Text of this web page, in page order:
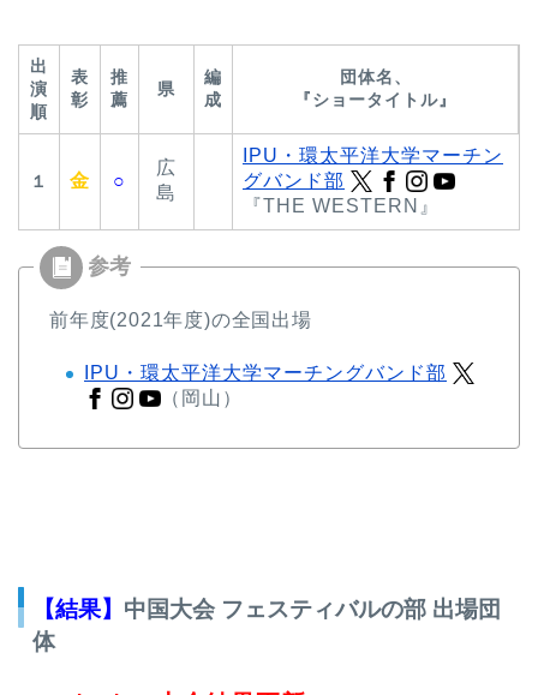
出
演
順
表
彰
推
薦
県
編
成
団体名、
『ショータイトル』
１ 金 ○
広
島
IPU・環太平洋大学マーチン
グバンド部
『THE WESTERN』
前年度(2021年度)の全国出場
IPU・環太平洋大学マーチングバンド部
（岡山）
【結果】 中国大会 フェスティバルの部 出場団
体